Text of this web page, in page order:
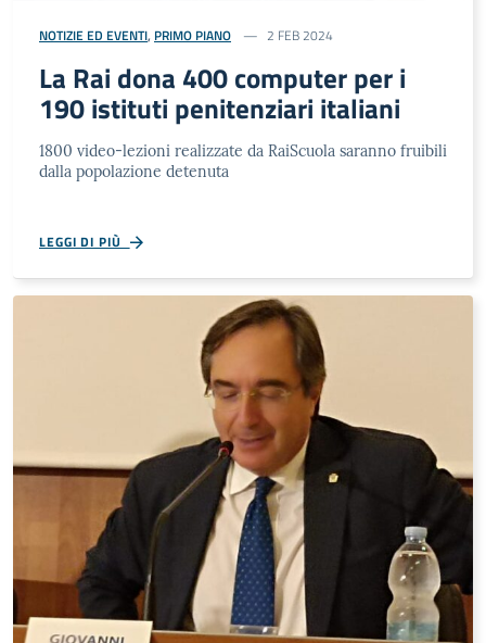
NOTIZIE ED EVENTI, PRIMO PIANO 2 FEB 2024
La Rai dona 400 computer per i
190 istituti penitenziari italiani
1800 video-lezioni realizzate da RaiScuola saranno fruibili
dalla popolazione detenuta
LEGGI DI PIÙ